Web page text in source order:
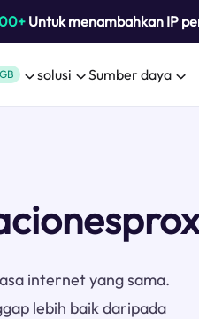
Untuk menambahkan IP
solusi Sumber daya
internet yang sama.
lebih baik daripada